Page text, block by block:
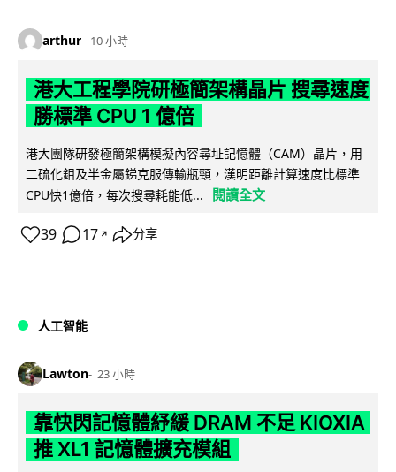
arthur 10 小時
港大工程學院研極簡架構晶片 搜尋速度
勝標準 CPU 1 億倍
港大團隊研發極簡架構模擬內容尋址記憶體（CAM）晶片，用
二硫化鉬及半金屬銻克服傳輸瓶頸，漢明距離計算速度比標準
CPU快1億倍，每次搜尋耗能低...
閱讀全文
39 17 ↗ 分享
人工智能
Lawton 23 小時
靠快閃記憶體紓緩 DRAM 不足 KIOXIA
推 XL1 記憶體擴充模組